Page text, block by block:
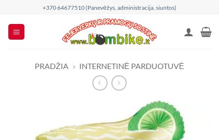
content
+370 64677510 (Panevėžys, administracija, siuntos)
PRADŽIA » INTERNETINĖ PARDUOTUVĖ